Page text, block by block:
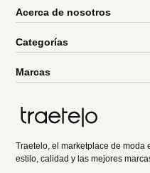
Acerca de nosotros
Categorías
Marcas
Traetelo, el marketplace de moda
estilo, calidad y las mejores